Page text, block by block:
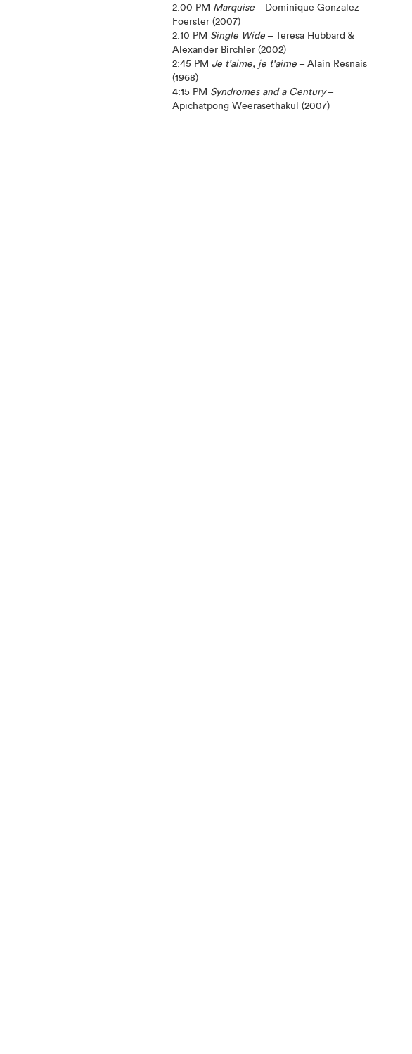
2:00 PM Marquise – Dominique Gonzalez-
Foerster (2007)
2:10 PM Single Wide – Teresa Hubbard &
Alexander Birchler (2002)
2:45 PM Je t'aime, je t'aime – Alain Resnais
(1968)
4:15 PM Syndromes and a Century–
Apichatpong Weerasethakul (2007)